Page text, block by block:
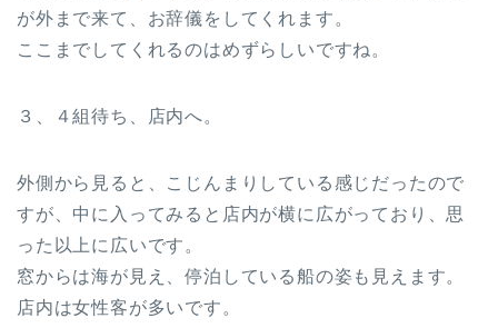
が外まで来て、お辞儀をしてくれます。
ここまでしてくれるのはめずらしいですね。
３、４組待ち、店内へ。
外側から見ると、こじんまりしている感じだったので
すが、中に入ってみると店内が横に広がっており、思
った以上に広いです。
窓からは海が見え、停泊している船の姿も見えます。
店内は女性客が多いです。